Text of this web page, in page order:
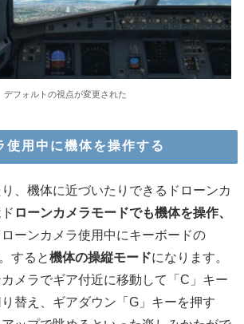
デフォルトの視点が変更された
使用中に機体を操作する
、機体に近づいたりできるドローンカ
ローンカメラモードでも機体を操作、
ローンカメラ使用中にキーボードの
すると機体の操縦モードになります。
メラでギア付近に移動して「C」キー
替え、ギアダウン「G」キーを押す